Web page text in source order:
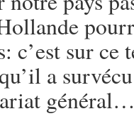
c’est sur
a